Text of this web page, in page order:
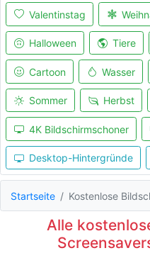
Valentinstag
Halloween Tiere
Cartoon Wasser
Sommer Herbst
4K Bildschirmschoner
Desktop-Hintergründe
Startseite Kostenlose
Alle